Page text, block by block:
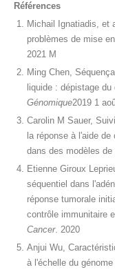
Références
Michail Ignatiadis, et
problèmes de mise
2021 M
Ming Chen,
liquide : dépistage
Génomique2019 1
Carolin M Sauer,
la réponse à l'aide
dans des modèles de
Etienne Giroux
séquentiel dans
réponse tumorale
contrôle immunitaire
Cancer. 2020
Anjui Wu,
à l'échelle du